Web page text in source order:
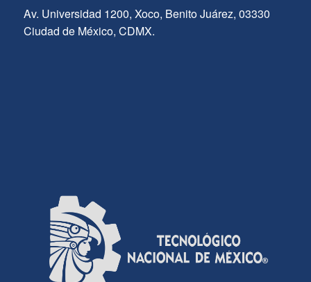
Av. Universidad 1200, Xoco, Benito Juárez, 03330
Ciudad de México, CDMX.